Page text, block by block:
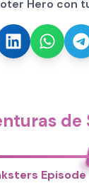
Hero con
de
Episode